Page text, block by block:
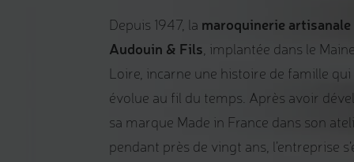
Depuis 1947, la maroquinerie artisanale
Audouin & Fils , implantée dans le
Loire, incarne une histoire de famille qui
évolue au fil du temps. Après avoir
sa marque Made in France dans son
pendant près de vingt ans, l’entreprise